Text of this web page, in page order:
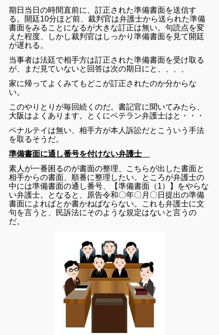
期日当日の時間直前に、訂正された準備書面を送信す
る。開廷10分ほど前、裁判官は弁護士から送られた準備
書面をみることになるが大きな訂正は無い。句読点を変
えた程度、しかし裁判官はしっかり準備書面を見て開廷
が遅れる。
当事者は法廷で相手方は訂正された準備書面を受け取る
が、まだ見ていないと回答は次の期日にと、、、、
家に帰ってよくみてもどこが訂正されたのか分からな
い。
このやりとりが毎回続くのだ。書記官に聞いてみたら、
大阪はよくあります。とくにベテラン弁護士はと・・・
ペナルテイは無い、相手方が本人訴訟だとこういう手法
を取るそうだ。
準備書面に通し番号を付けない弁護士
素人が一番困るのが書面の整理、こちらが出した書面と
相手からの書面、順番に整理したい。ところが弁護士の
中には準備書面の通し番号、【準備書面（1）】をやらな
い弁護士。となると、原告令和〇年〇月〇日提出の準備
書面によればとか書かねばならない。これも弁護士に文
句を言うと、民訴法にそのような規定はないと言うの
だ。